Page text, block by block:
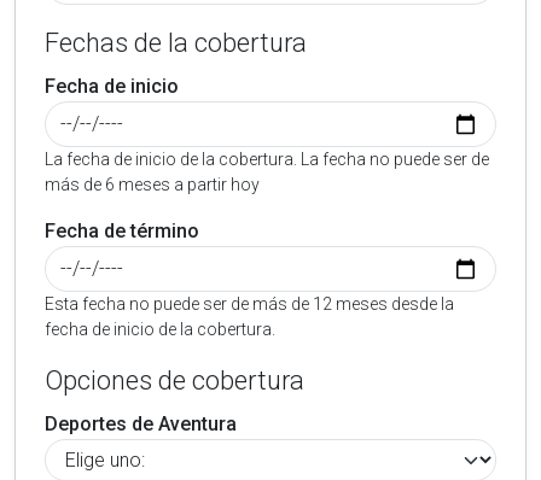
Fechas de la cobertura
Fecha de inicio
La fecha de inicio de la cobertura. La fecha no puede ser de
más de 6 meses a partir hoy
Fecha de término
Esta fecha no puede ser de más de 12 meses desde la
fecha de inicio de la cobertura.
Opciones de cobertura
Deportes de Aventura